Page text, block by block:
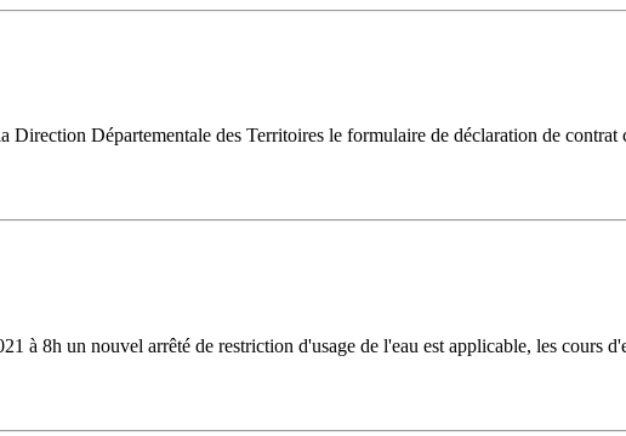
Départementale des Territoires le formulaire de déclaration de contrat
à 8h un nouvel arrêté de restriction d'usage de l'eau est applicable, les cours